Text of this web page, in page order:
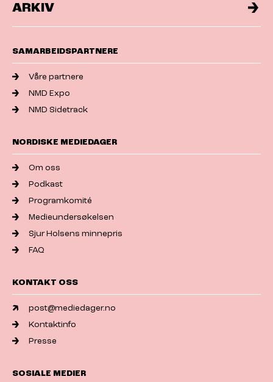
ARKIV
SAMARBEIDSPARTNERE
Våre partnere
NMD Expo
NMD Sidetrack
NORDISKE MEDIEDAGER
Om oss
Podkast
Programkomité
Medieundersøkelsen
Sjur Holsens minnepris
FAQ
KONTAKT OSS
post@mediedager.no
Kontaktinfo
Presse
SOSIALE MEDIER